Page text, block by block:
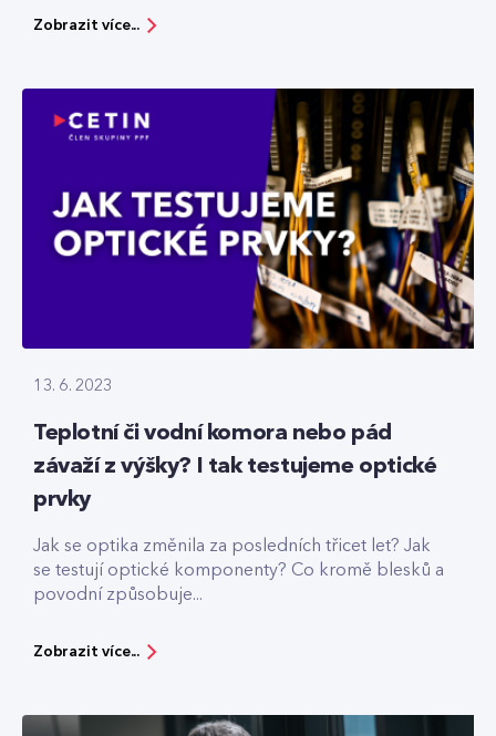
Zobrazit více...
13. 6. 2023
Teplotní či vodní komora nebo pád
závaží z výšky? I tak testujeme optické
prvky
Jak se optika změnila za posledních třicet let? Jak
se testují optické komponenty? Co kromě blesků a
povodní způsobuje...
Zobrazit více...